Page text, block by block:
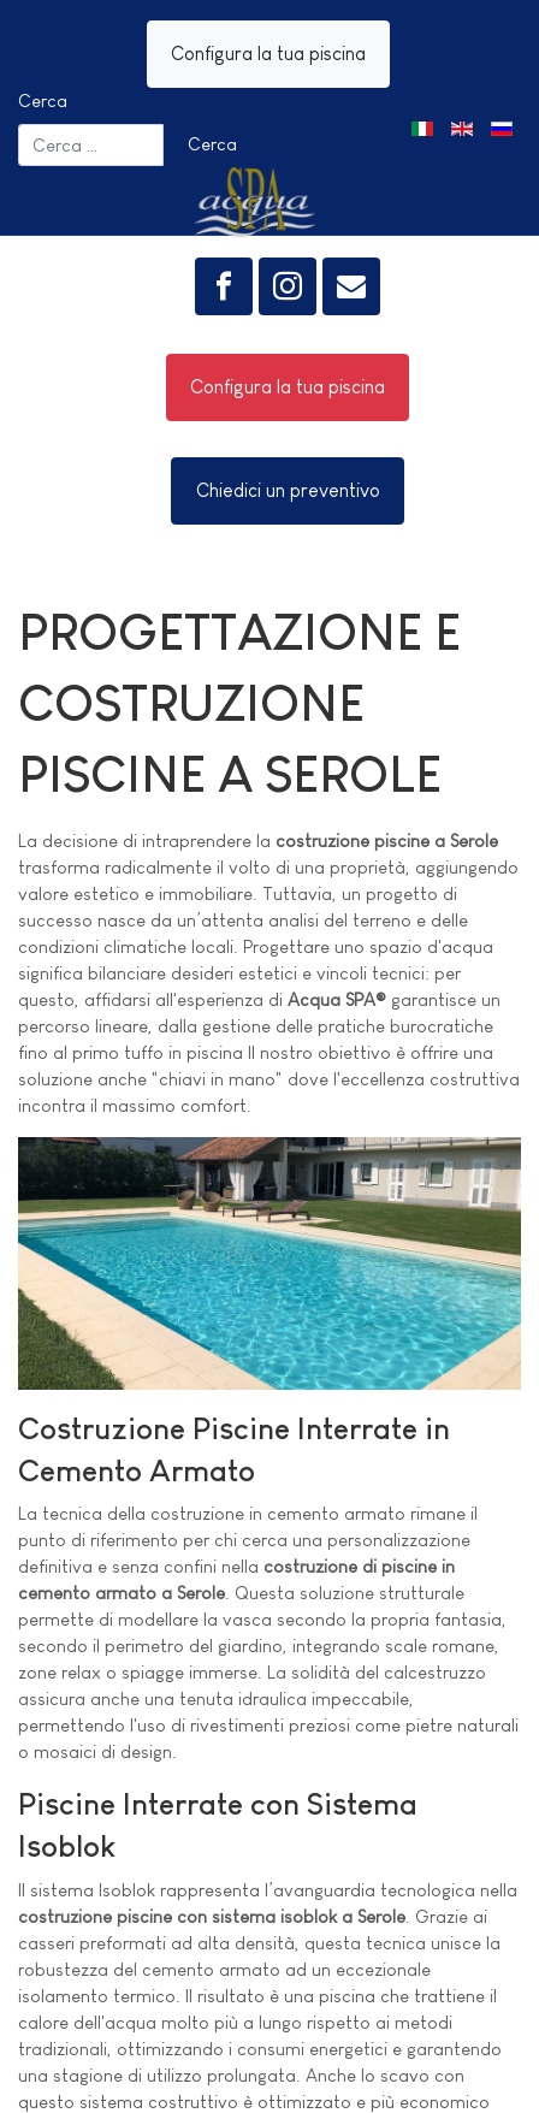
Configura la tua piscina
Cerca
Cerca
Seleziona la tua
Configura la tua piscina
Chiedici un preventivo
PROGETTAZIONE E
COSTRUZIONE
PISCINE A SEROLE
La decisione di intraprendere la costruzione piscine a Serole
trasforma radicalmente il volto di una proprietà, aggiungendo
valore estetico e immobiliare. Tuttavia, un progetto di
successo nasce da un’attenta analisi del terreno e delle
condizioni climatiche locali. Progettare uno spazio d'acqua
significa bilanciare desideri estetici e vincoli tecnici: per
questo, affidarsi all'esperienza di Acqua SPA® garantisce un
percorso lineare, dalla gestione delle pratiche burocratiche
fino al primo tuffo in piscina Il nostro obiettivo è offrire una
soluzione anche "chiavi in mano" dove l'eccellenza costruttiva
incontra il massimo comfort.
Costruzione Piscine Interrate in
Cemento Armato
La tecnica della costruzione in cemento armato rimane il
punto di riferimento per chi cerca una personalizzazione
definitiva e senza confini nella costruzione di piscine in
cemento armato a Serole. Questa soluzione strutturale
permette di modellare la vasca secondo la propria fantasia,
secondo il perimetro del giardino, integrando scale romane,
zone relax o spiagge immerse. La solidità del calcestruzzo
assicura anche una tenuta idraulica impeccabile,
permettendo l'uso di rivestimenti preziosi come pietre naturali
o mosaici di design.
Piscine Interrate con Sistema
Isoblok
Il sistema Isoblok rappresenta l’avanguardia tecnologica nella
costruzione piscine con sistema isoblok a Serole . Grazie ai
casseri preformati ad alta densità, questa tecnica unisce la
robustezza del cemento armato ad un eccezionale
isolamento termico. Il risultato è una piscina che trattiene il
calore dell'acqua molto più a lungo rispetto ai metodi
tradizionali, ottimizzando i consumi energetici e garantendo
una stagione di utilizzo prolungata. Anche lo scavo con
questo sistema costruttivo è ottimizzato e più economico